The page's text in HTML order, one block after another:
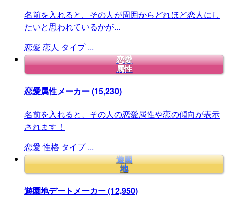
名前を入れると、その人が周囲からどれほど恋人にし
たいと思われているかが...
恋愛 恋人 タイプ ...
恋愛
属性
恋愛属性メーカー(15,230)
名前を入れると、その人の恋愛属性や恋の傾向が表示
されます！
恋愛 性格 タイプ ...
遊園
地
遊園地デートメーカー(12,950)